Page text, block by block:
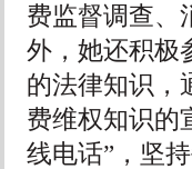
费监督调查、
外，她还积极
的法律知识，
费维权知识的
线电话”，坚